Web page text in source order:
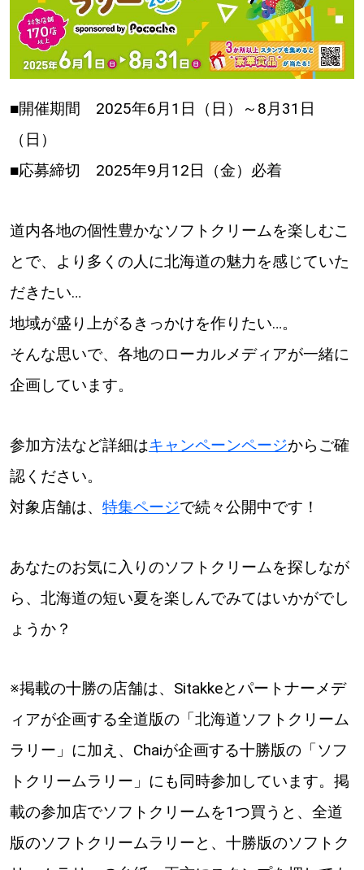
■開催期間 2025年6月1日（日）～8月31日
（日）
■応募締切 2025年9月12日（金）必着
道内各地の個性豊かなソフトクリームを楽しむこ
とで、より多くの人に北海道の魅力を感じていた
だきたい…
地域が盛り上がるきっかけを作りたい…。
そんな思いで、各地のローカルメディアが一緒に
企画しています。
参加方法など詳細はキャンペーンページからご確
認ください。
対象店舗は、 特集ページで続々公開中です！
あなたのお気に入りのソフトクリームを探しなが
ら、北海道の短い夏を楽しんでみてはいかがでし
ょうか？
※掲載の十勝の店舗は、Sitakkeとパートナーメデ
ィアが企画する全道版の「北海道ソフトクリーム
ラリー」に加え、Chaiが企画する十勝版の「ソフ
トクリームラリー」にも同時参加しています。掲
載の参加店でソフトクリームを1つ買うと、全道
版のソフトクリームラリーと、十勝版のソフトク